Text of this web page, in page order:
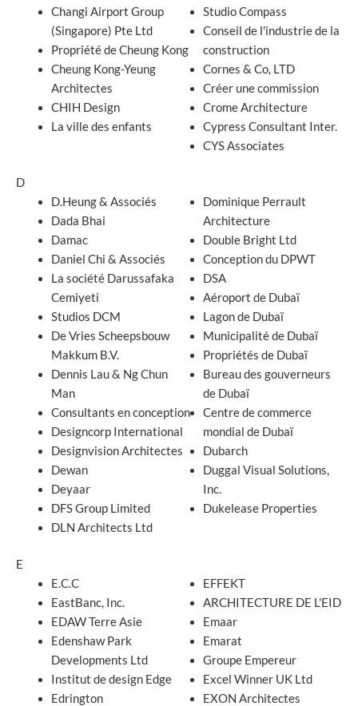
Changi Airport Group
(Singapore) Pte Ltd
Propriété de Cheung Kong
Cheung Kong-Yeung
Architectes
CHIH Design
La ville des enfants
Studio Compass
Conseil de l'industrie de la
construction
Cornes & Co, LTD
Créer une commission
Crome Architecture
Cypress Consultant Inter.
CYS Associates
D
D.Heung & Associés
Dada Bhai
Damac
Daniel Chi & Associés
La société Darussafaka
Cemiyeti
Studios DCM
De Vries Scheepsbouw
Makkum B.V.
Dennis Lau & Ng Chun
Man
Consultants en conception
Designcorp International
Designvision Architectes
Dewan
Deyaar
DFS Group Limited
DLN Architects Ltd
Dominique Perrault
Architecture
Double Bright Ltd
Conception du DPWT
DSA
Aéroport de Dubaï
Lagon de Dubaï
Municipalité de Dubaï
Propriétés de Dubaï
Bureau des gouverneurs
de Dubaï
Centre de commerce
mondial de Dubaï
Dubarch
Duggal Visual Solutions,
Inc.
Dukelease Properties
E
E.C.C
EastBanc, Inc.
EDAW Terre Asie
Edenshaw Park
Developments Ltd
Institut de design Edge
Edrington
EFFEKT
ARCHITECTURE DE L'EID
Emaar
Emarat
Groupe Empereur
Excel Winner UK Ltd
EXON Architectes